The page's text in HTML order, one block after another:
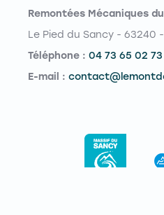
Remontées Mécaniques
Le Pied du Sancy - 63240
Téléphone : 04 73 65 02 73
E-mail :